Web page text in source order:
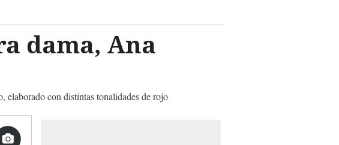
dama, Ana
elaborado con distintas tonalidades de rojo